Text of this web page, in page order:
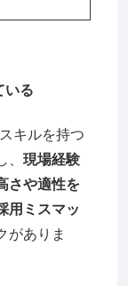
いる
キルを持つ
現場経験
さや適性を
用ミスマッ
がありま